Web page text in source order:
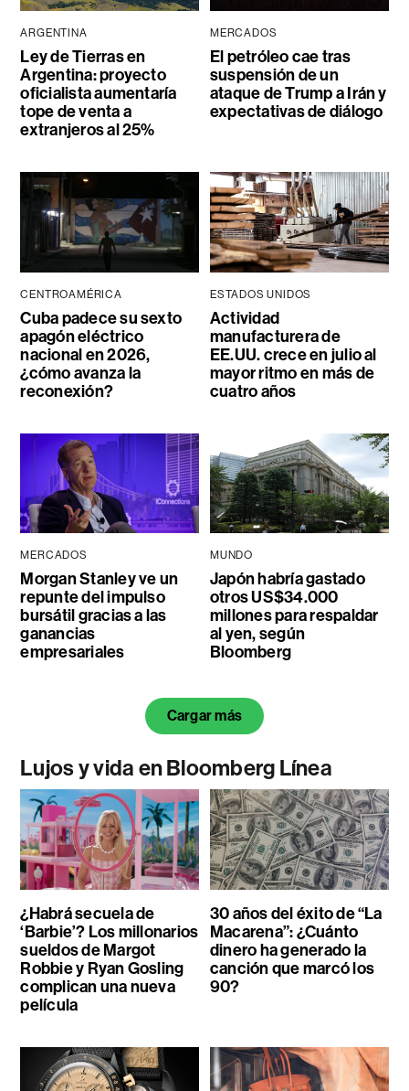
ARGENTINA
Ley de Tierras en
Argentina: proyecto
oficialista aumentaría
tope de venta a
extranjeros al 25%
MERCADOS
El petróleo cae tras
suspensión de un
ataque de Trump a Irán y
expectativas de diálogo
CENTROAMÉRICA
Cuba padece su sexto
apagón eléctrico
nacional en 2026,
¿cómo avanza la
reconexión?
ESTADOS UNIDOS
Actividad
manufacturera de
EE.UU. crece en julio al
mayor ritmo en más de
cuatro años
MERCADOS
Morgan Stanley ve un
repunte del impulso
bursátil gracias a las
ganancias
empresariales
MUNDO
Japón habría gastado
otros US$34.000
millones para respaldar
al yen, según
Bloomberg
Cargar más
Lujos y vida en Bloomberg Línea
¿Habrá secuela de
‘Barbie’? Los millonarios
sueldos de Margot
Robbie y Ryan Gosling
complican una nueva
película
30 años del éxito de “La
Macarena”: ¿Cuánto
dinero ha generado la
canción que marcó los
90?